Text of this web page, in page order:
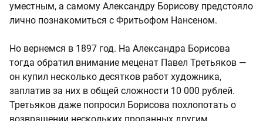
уместным, а самому Александру Борисову предстояло
лично познакомиться с Фритьофом Нансеном.
Но вернемся в 1897 год. На Александра Борисова
тогда обратил внимание меценат Павел Третьяков —
он купил несколько десятков работ художника,
заплатив за них в общей сложности 10 000 рублей.
Третьяков даже попросил Борисова похлопотать о